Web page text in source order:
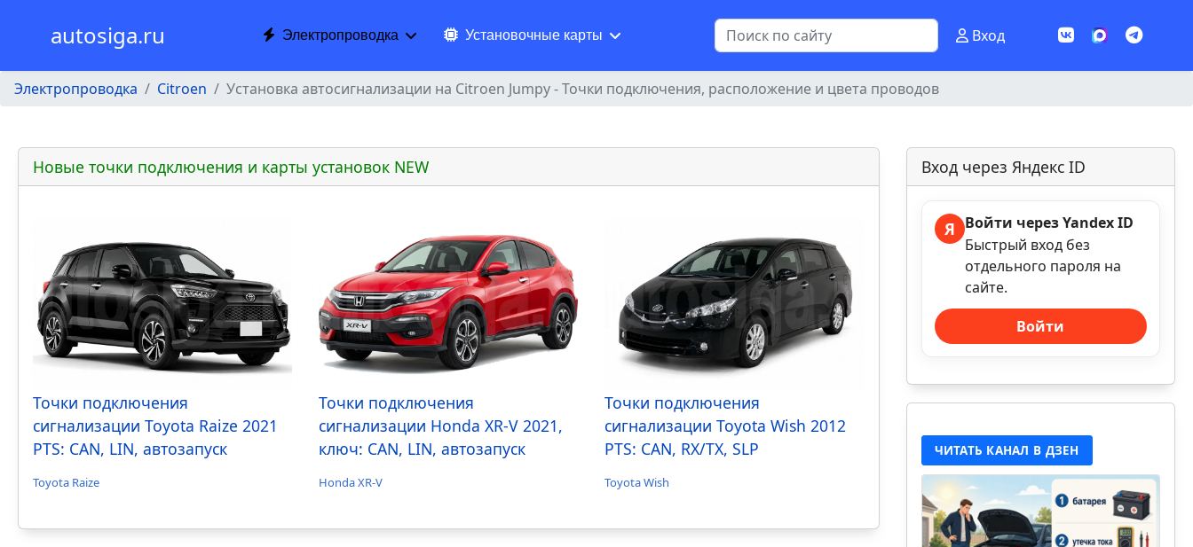
autosiga.ru Электропроводка Установочные карты Поиск Вход
Электропроводка Citroen Установка автосигнализации на Citroen Jumpy - Точки подключения, расположение и цвета проводов
Новые точки подключения и карты установок NEW
Точки подключения
сигнализации Toyota Raize 2021
PTS: CAN, LIN, автозапуск
Toyota Raize
Точки подключения
сигнализации Honda XR-V 2021,
ключ: CAN, LIN, автозапуск
Honda XR-V
Точки подключения
сигнализации Toyota Wish 2012
PTS: CAN, RX/TX, SLP
Toyota Wish
Вход через Яндекс ID
Я Войти через Yandex ID
Быстрый вход без
отдельного пароля на
сайте.
Войти
ЧИТАТЬ КАНАЛ В ДЗЕН